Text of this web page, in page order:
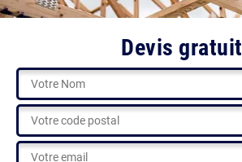
Devis gratuit